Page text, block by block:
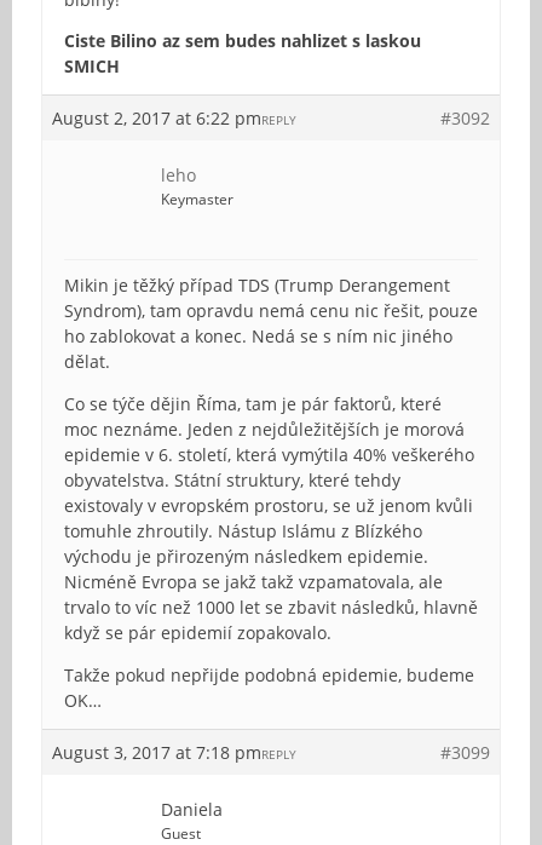
Ciste Bilino az sem budes nahlizet s laskou
SMICH
August 2, 2017 at 6:22 pm #3092
REPLY
leho
Keymaster
Mikin je těžký případ TDS (Trump Derangement
Syndrom), tam opravdu nemá cenu nic řešit, pouze
ho zablokovat a konec. Nedá se s ním nic jiného
dělat.
Co se týče dějin Říma, tam je pár faktorů, které
moc neznáme. Jeden z nejdůležitějších je morová
epidemie v 6. století, která vymýtila 40% veškerého
obyvatelstva. Státní struktury, které tehdy
existovaly v evropském prostoru, se už jenom kvůli
tomuhle zhroutily. Nástup Islámu z Blízkého
východu je přirozeným následkem epidemie.
Nicméně Evropa se jakž takž vzpamatovala, ale
trvalo to víc než 1000 let se zbavit následků, hlavně
když se pár epidemií zopakovalo.
Takže pokud nepřijde podobná epidemie, budeme
OK…
August 3, 2017 at 7:18 pm #3099
REPLY
Daniela
Guest